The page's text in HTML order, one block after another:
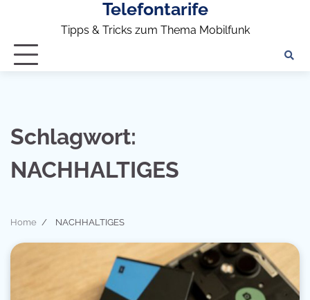
Telefontarife
Tipps & Tricks zum Thema Mobilfunk
Schlagwort:
NACHHALTIGES
Home NACHHALTIGES